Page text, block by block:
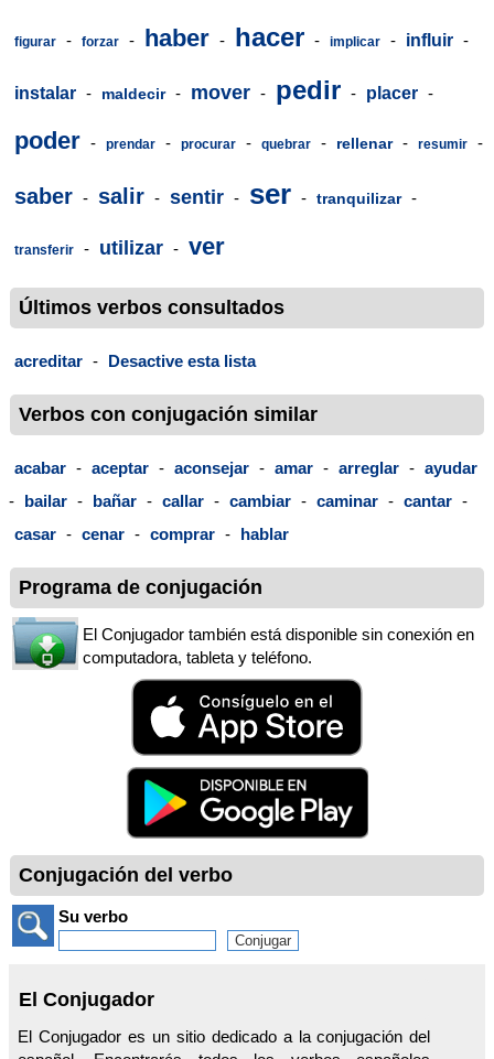
figurar - forzar - haber - hacer - implicar - influir -
instalar - maldecir - mover - pedir - placer -
poder - prendar - procurar - quebrar - rellenar - resumir -
saber - salir - sentir - ser - tranquilizar -
transferir - utilizar - ver
Últimos verbos consultados
acreditar - Desactive esta lista
Verbos con conjugación similar
acabar - aceptar - aconsejar - amar - arreglar - ayudar
- bailar - bañar - callar - cambiar - caminar - cantar -
casar - cenar - comprar - hablar
Programa de conjugación
El Conjugador también está disponible sin conexión en
computadora, tableta y teléfono.
Conjugación del verbo
Su verbo
El Conjugador
El Conjugador es un sitio dedicado a la conjugación del